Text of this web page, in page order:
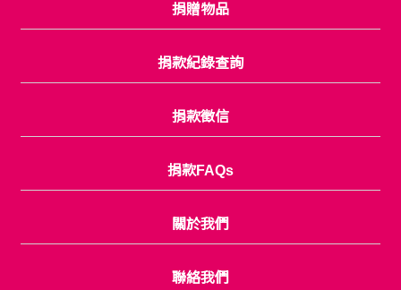
捐贈物品
捐款紀錄查詢
捐款徵信
捐款FAQs
關於我們
聯絡我們